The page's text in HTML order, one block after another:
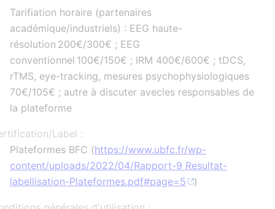
Tarifiation horaire (partenaires
académique/industriels) : EEG haute-
résolution 200€/300€ ; EEG
conventionnel 100€/150€ ; IRM 400€/600€ ; tDCS,
rTMS, eye-tracking, mesures psychophysiologiques
70€/105€ ; autre à discuter avecles responsables de
la plateforme
Label :
Plateformes BFC (https://www.ubfc.fr/wp-
content/uploads/2022/04/Rapport-9 Resultat-
labellisation-Plateformes.pdf#page=5
)